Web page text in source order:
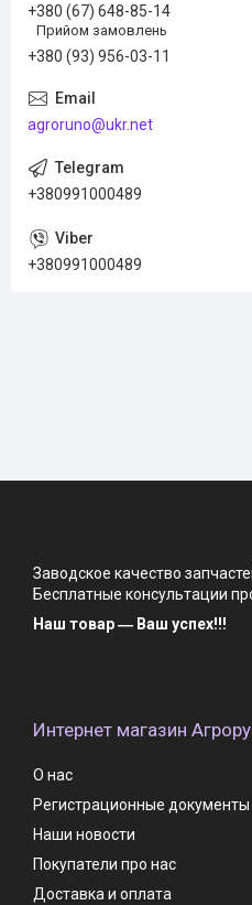
+380 (67) 648-85-14
Прийом замовлень
+380 (93) 956-03-11
agroruno@ukr.net
+380991000489
+380991000489
Заводское качество
Бесплатные консультации
Наш товар ― Ваш успех!!!
Интернет магазин
О нас
Регистрационные
Наши новости
Покупатели про нас
Доставка и оплата